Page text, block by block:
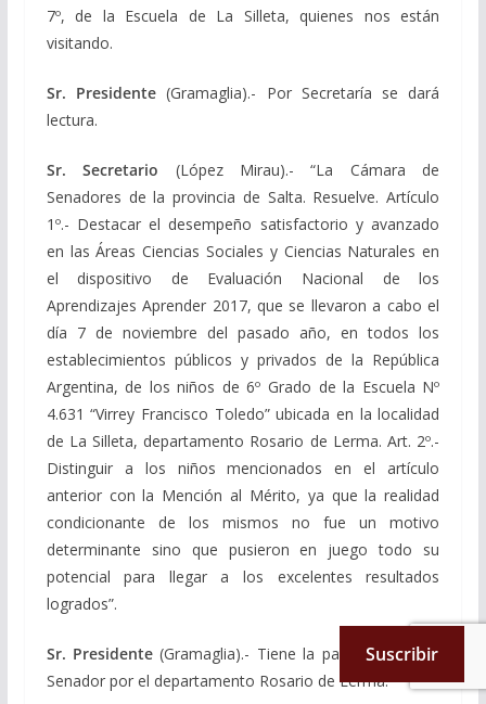
7º, de la Escuela de La Silleta, quienes nos están
visitando.
Sr. Presidente(Gramaglia).- Por Secretaría se dará
lectura.
Sr. Secretario (López Mirau).- “La Cámara de
Senadores de la provincia de Salta. Resuelve. Artículo
1º.- Destacar el desempeño satisfactorio y avanzado
en las Áreas Ciencias Sociales y Ciencias Naturales en
el dispositivo de Evaluación Nacional de los
Aprendizajes Aprender 2017, que se llevaron a cabo el
día 7 de noviembre del pasado año, en todos los
establecimientos públicos y privados de la República
Argentina, de los niños de 6º Grado de la Escuela Nº
4.631 “Virrey Francisco Toledo” ubicada en la localidad
de La Silleta, departamento Rosario de Lerma. Art. 2º.-
Distinguir a los niños mencionados en el artículo
anterior con la Mención al Mérito, ya que la realidad
condicionante de los mismos no fue un motivo
determinante sino que pusieron en juego todo su
potencial para llegar a los excelentes resultados
logrados”.
Sr. Presidente (Gramaglia).- Tiene la palabra el señor
Senador por el departamento Rosario de Lerma.
Suscribir